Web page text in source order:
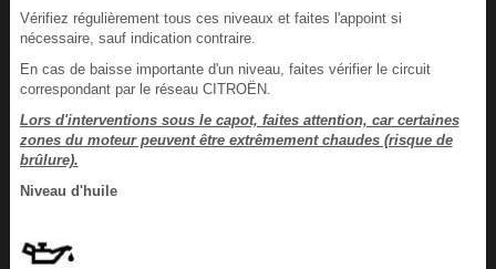
Vérifiez régulièrement tous ces niveaux et faites l'appoint si
nécessaire, sauf indication contraire.
En cas de baisse importante d'un niveau, faites vérifier le circuit
correspondant par le réseau CITROËN.
Lors d'interventions sous le capot, faites attention, car certaines
zones du moteur peuvent être extrêmement chaudes (risque de
brûlure).
Niveau d'huile